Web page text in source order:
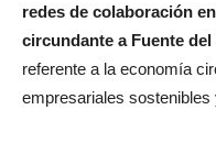
redes de colaboración
circundante a Fuente
referente a la economía
empresariales